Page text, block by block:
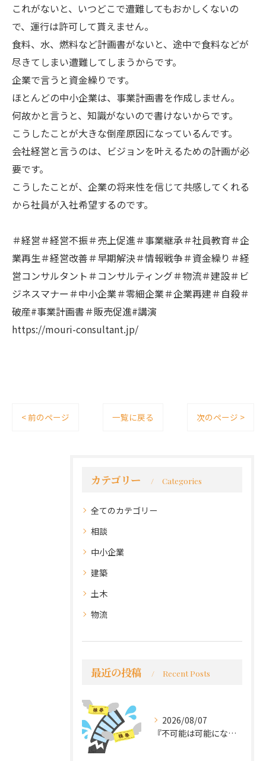
これがないと、いつどこで遭難してもおかしくないの
で、運行は許可して貰えません。
食料、水、燃料など計画書がないと、途中で食料などが
尽きてしまい遭難してしまうからです。
企業で言うと資金繰りです。
ほとんどの中小企業は、事業計画書を作成しません。
何故かと言うと、知識がないので書けないからです。
こうしたことが大きな倒産原因になっているんです。
会社経営と言うのは、ビジョンを叶えるための計画が必
要です。
こうしたことが、企業の将来性を信じて共感してくれる
から社員が入社希望するのです。
＃経営＃経営不振＃売上促進＃事業継承＃社員教育＃企
業再生＃経営改善＃早期解決＃情報戦争＃資金繰り＃経
営コンサルタント＃コンサルティング＃物流＃建設＃ビ
ジネスマナー＃中小企業＃零細企業＃企業再建＃自殺＃
破産#事業計画書＃販売促進#講演
https://mouri-consultant.jp/
< 前のページ 一覧に戻る 次のページ >
カテゴリー Categories
全てのカテゴリー
相談
中小企業
建築
土木
物流
最近の投稿 Recent Posts
2026/08/07
『不可能は可能になる』